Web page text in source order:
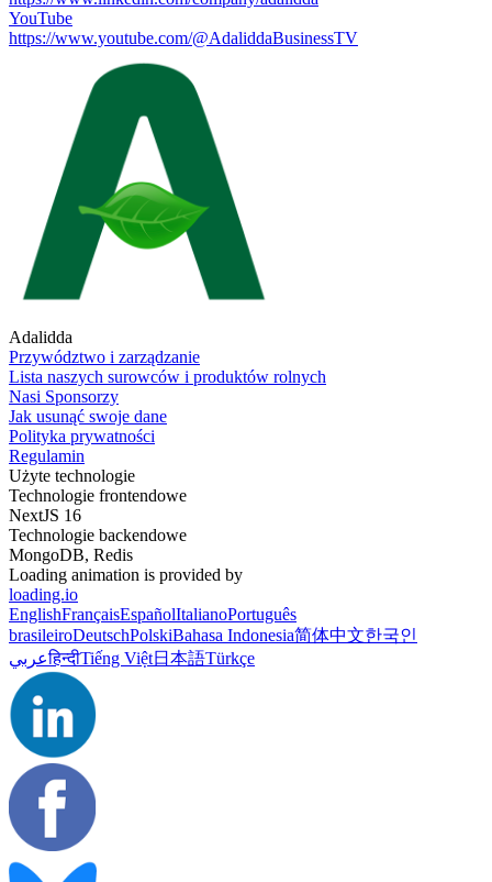
YouTube
https://www.youtube.com/@AdaliddaBusinessTV
Adalidda
Przywództwo i zarządzanie
Lista naszych surowców i produktów rolnych
Nasi Sponsorzy
Jak usunąć swoje dane
Polityka prywatności
Regulamin
Użyte technologie
Technologie frontendowe
NextJS 16
Technologie backendowe
MongoDB, Redis
Loading animation is provided by
loading.io
EnglishFrançaisEspañolItalianoPortuguês
brasileiroDeutschPolskiBahasa Indonesia简体中文한국인
عربيहिन्दीTiếng Việt日本語Türkçe